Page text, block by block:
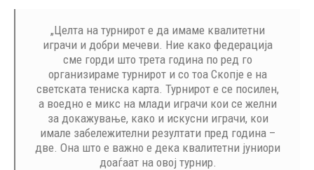
„Целта на турнирот е да имаме квалитетни
играчи и добри мечеви. Ние како федерација
сме горди што трета година по ред го
организираме турнирот и со тоа Скопје е на
светската тениска карта. Турнирот е се посилен,
а воедно е микс на млади играчи кои се желни
за докажување, како и искусни играчи, кои
имале забележителни резултати пред година –
две. Она што е важно е дека квалитетни јуниори
доаѓаат на овој турнир.